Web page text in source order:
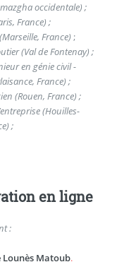
occidentale) ;
France) ;
France) ;
(Val de Fontenay) ;
en génie civil -
France) ;
(Rouen, France) ;
(Houilles-
;
en ligne
:
Matoub.